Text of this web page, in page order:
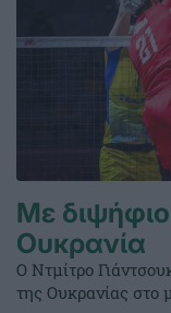
Με
Ουκρανία
Ο Ντμίτρο
της Ουκρανίας στο